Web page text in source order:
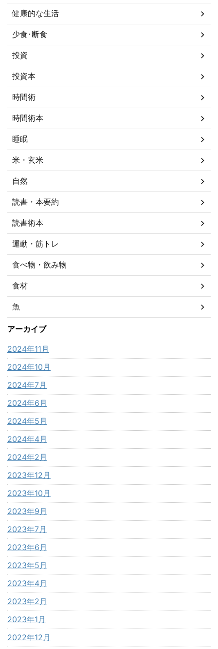
健康的な生活
少食･断食
投資
投資本
時間術
時間術本
睡眠
米・玄米
自然
読書・本要約
読書術本
運動・筋トレ
食べ物・飲み物
食材
魚
アーカイブ
2024年11月
2024年10月
2024年7月
2024年6月
2024年5月
2024年4月
2024年2月
2023年12月
2023年10月
2023年9月
2023年7月
2023年6月
2023年5月
2023年4月
2023年2月
2023年1月
2022年12月